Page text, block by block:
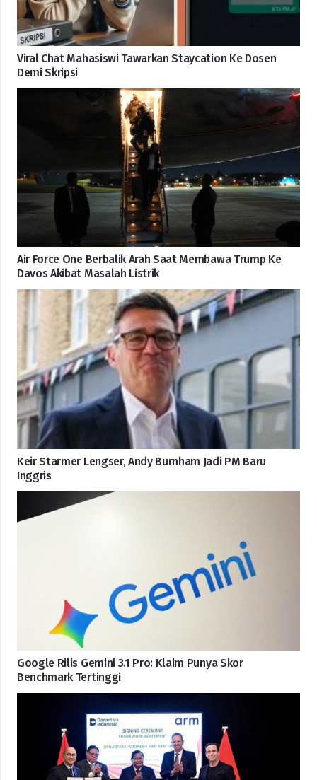
Viral Chat Mahasiswi Tawarkan Staycation Ke Dosen
Demi Skripsi
Air Force One Berbalik Arah Saat Membawa Trump Ke
Davos Akibat Masalah Listrik
Keir Starmer Lengser, Andy Burnham Jadi PM Baru
Inggris
Google Rilis Gemini 3.1 Pro: Klaim Punya Skor
Benchmark Tertinggi